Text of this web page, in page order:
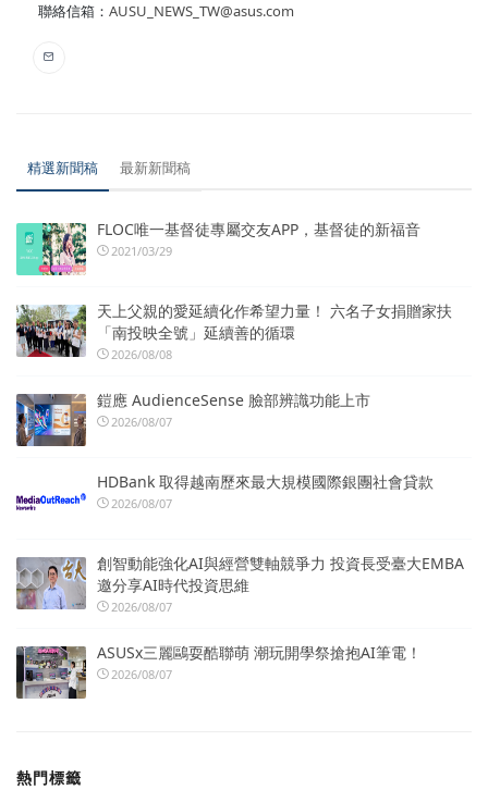
聯絡信箱： AUSU_NEWS_TW@asus.com
精選新聞稿 最新新聞稿
FLOC唯一基督徒專屬交友APP，基督徒的新福音
2021/03/29
天上父親的愛延續化作希望力量！ 六名子女捐贈家扶
「南投映全號」延續善的循環
2026/08/08
鎧應 AudienceSense 臉部辨識功能上市
2026/08/07
HDBank 取得越南歷來最大規模國際銀團社會貸款
2026/08/07
創智動能強化AI與經營雙軸競爭力 投資長受臺大EMBA
邀分享AI時代投資思維
2026/08/07
ASUSx三麗鷗耍酷聯萌 潮玩開學祭搶抱AI筆電！
2026/08/07
熱門標籤